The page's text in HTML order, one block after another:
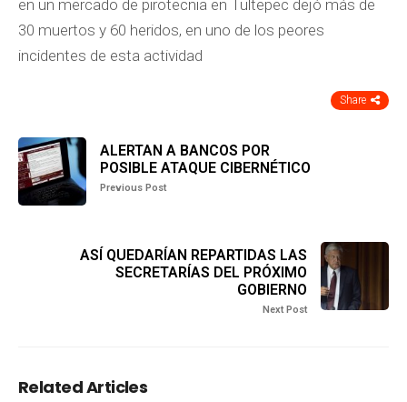
en un mercado de pirotecnia en Tultepec dejó más de
30 muertos y 60 heridos, en uno de los peores
incidentes de esta actividad
Share
ALERTAN A BANCOS POR
POSIBLE ATAQUE CIBERNÉTICO
Previous Post
ASÍ QUEDARÍAN REPARTIDAS LAS
SECRETARÍAS DEL PRÓXIMO
GOBIERNO
Next Post
Related Articles